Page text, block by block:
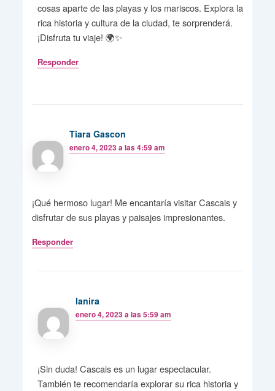
cosas aparte de las playas y los mariscos. Explora la
rica historia y cultura de la ciudad, te sorprenderá.
¡Disfruta tu viaje! 🌍✨
Responder
Tiara Gascon
enero 4, 2023 a las 4:59 am
¡Qué hermoso lugar! Me encantaría visitar Cascais y
disfrutar de sus playas y paisajes impresionantes.
Responder
Ianira
enero 4, 2023 a las 5:59 am
¡Sin duda! Cascais es un lugar espectacular.
También te recomendaría explorar su rica historia y